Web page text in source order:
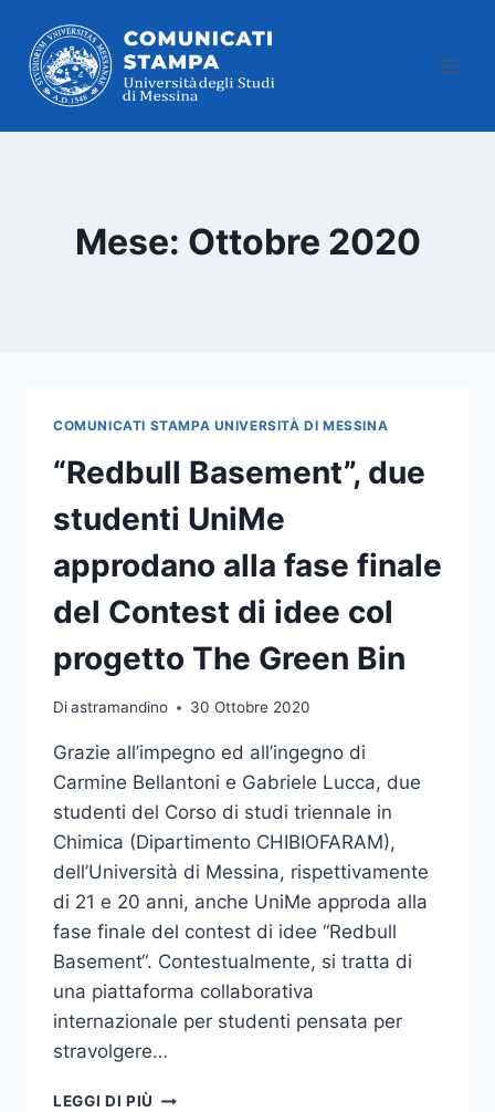
contenuto
Mese: Ottobre 2020
COMUNICATI STAMPA UNIVERSITÀ DI MESSINA
“Redbull Basement”, due
studenti UniMe
approdano alla fase finale
del Contest di idee col
progetto The Green Bin
Diastramandino 30 Ottobre 2020
Grazie all’impegno ed all’ingegno di
Carmine Bellantoni e Gabriele Lucca, due
studenti del Corso di studi triennale in
Chimica (Dipartimento CHIBIOFARAM),
dell’Università di Messina, rispettivamente
di 21 e 20 anni, anche UniMe approda alla
fase finale del contest di idee “Redbull
Basement“. Contestualmente, si tratta di
una piattaforma collaborativa
internazionale per studenti pensata per
stravolgere…
LEGGI DI PIÙ “REDBULL